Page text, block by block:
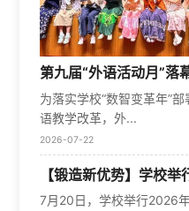
第九届“外语活动月”落
为落实学校“数智变革年”
语教学改革，外...
2026-07-22
【锻造新优势】学校
7月20日，学校举行2026